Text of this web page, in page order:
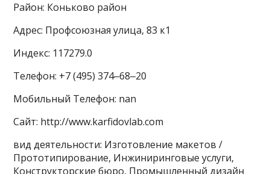
Район: Коньково район
Адрес: Профсоюзная улица, 83 к1
Индекс: 117279.0
Телефон: +7 (495) 374‒68‒20
Мобильный Телефон: nan
Сайт: http://www.karfidovlab.com
вид деятельности: Изготовление макетов /
Прототипирование, Инжиниринговые услуги,
Конструкторские бюро, Промышленный дизайн